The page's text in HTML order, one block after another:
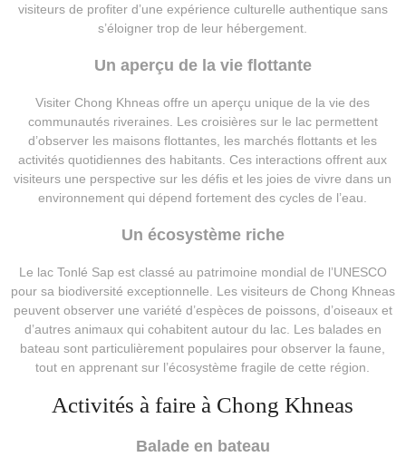
visiteurs de profiter d’une expérience culturelle authentique sans
s’éloigner trop de leur hébergement.
Un aperçu de la vie flottante
Visiter Chong Khneas offre un aperçu unique de la vie des
communautés riveraines. Les croisières sur le lac permettent
d’observer les maisons flottantes, les marchés flottants et les
activités quotidiennes des habitants. Ces interactions offrent aux
visiteurs une perspective sur les défis et les joies de vivre dans un
environnement qui dépend fortement des cycles de l’eau.
Un écosystème riche
Le lac Tonlé Sap est classé au patrimoine mondial de l’UNESCO
pour sa biodiversité exceptionnelle. Les visiteurs de Chong Khneas
peuvent observer une variété d’espèces de poissons, d’oiseaux et
d’autres animaux qui cohabitent autour du lac. Les balades en
bateau sont particulièrement populaires pour observer la faune,
tout en apprenant sur l’écosystème fragile de cette région.
Activités à faire à Chong Khneas
Balade en bateau